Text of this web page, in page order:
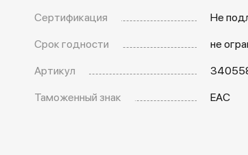
Сертификация
Не
Срок годности
не
Артикул
Таможенный знак
EAC